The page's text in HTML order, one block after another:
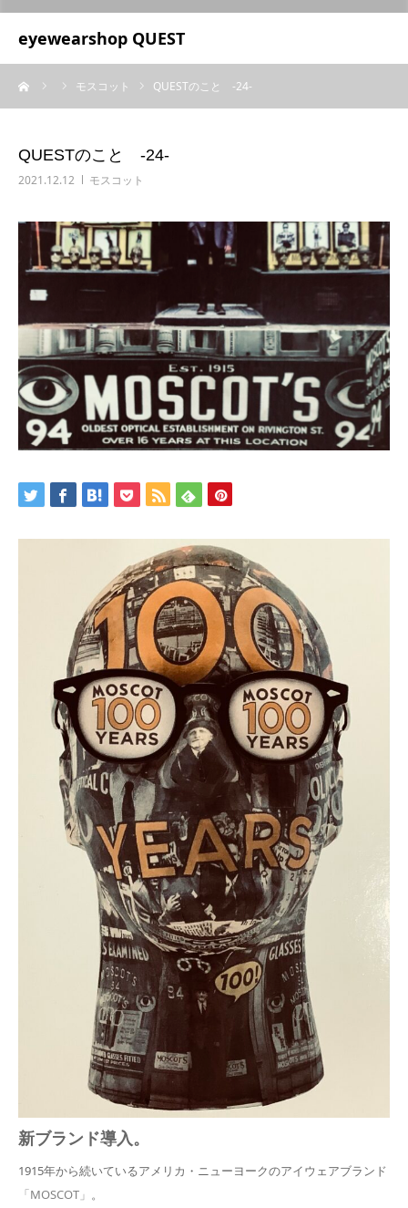
eyewearshop QUEST
モスコット QUESTのこと ‐24‐
QUESTのこと ‐24‐
2021.12.12 モスコット
新ブランド導入。
1915年から続いているアメリカ・ニューヨークのアイウェアブランド
「MOSCOT」 。